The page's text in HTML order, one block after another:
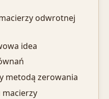
odwrotnej
idea
metodą zerowania
macierzy